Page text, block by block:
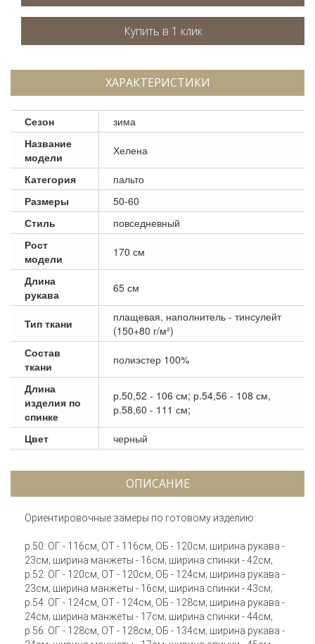
ХАРАКТЕРИСТИКИ
Сезон
зима
Название
модели
Хелена
Категория
пальто
Размеры
50-60
Стиль
повседневный
Рост
модели
170 см
Длина
рукава
65 см
Тип ткани
плащевая, наполнитель - тинсулейт
(150+80 г/м²)
Состав
ткани
полиэстер 100%
Длина
изделия по
спинке
р.50,52 - 106 см; р.54,56 - 108 см,
р.58,60 - 111 см;
Цвет черный
ОПИСАНИЕ
Ориентировочные замеры по готовому изделию:
р.50: ОГ - 116см, ОТ - 116см, ОБ - 120см; ширина рукава -
23см; ширина манжеты - 16см; ширина спинки - 42см;
р.52: ОГ - 120см, ОТ - 120см, ОБ - 124см; ширина рукава -
23см; ширина манжеты - 16см; ширина спинки - 43см;
р.54: ОГ - 124см, ОТ - 124см, ОБ - 128см; ширина рукава -
24см; ширина манжеты - 17см; ширина спинки - 44см;
р.56: ОГ - 128см, ОТ - 128см, ОБ - 134см; ширина рукава -